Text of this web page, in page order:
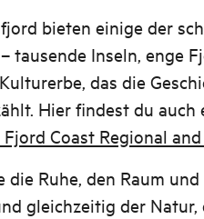
bieten einige der
tausende Inseln, enge
das die
Hier findest du auch
Coast Regional
Ruhe, den Raum
gleichzeitig der Natur,